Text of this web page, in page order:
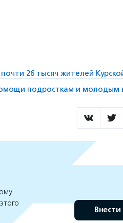
26 тысяч жителей
подросткам и молодым
Внести